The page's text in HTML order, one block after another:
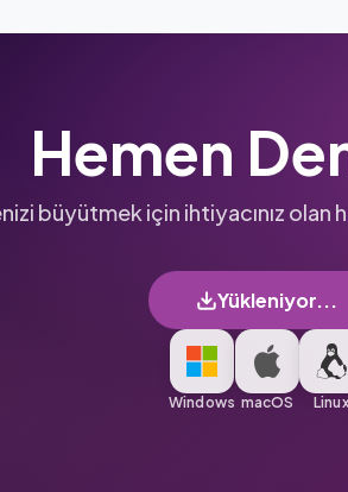
Hemen
büyütmek için ihtiyacınız
Yükleniyor...
Windows macOS Linux